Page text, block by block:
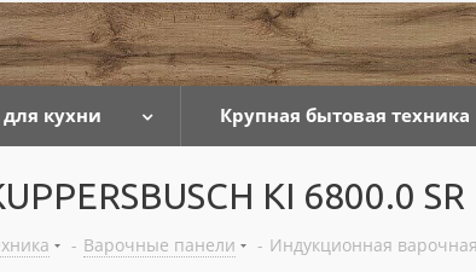
кухни Крупная бытовая техника
KI 6800.0 SR
- Варочные панели - Индукционная варочная